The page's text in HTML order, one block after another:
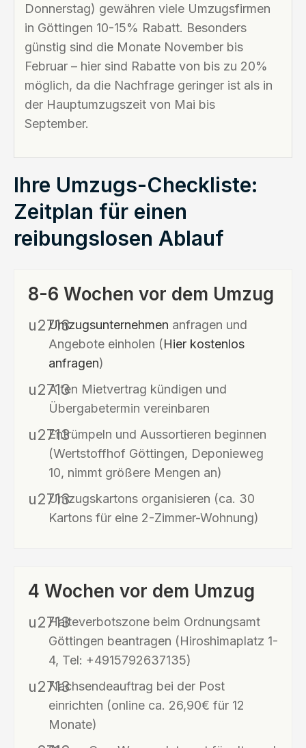
Donnerstag) gewähren viele Umzugsfirmen
in Göttingen 10-15% Rabatt. Besonders
günstig sind die Monate November bis
Februar – hier sind Rabatte von bis zu 20%
möglich, da die Nachfrage geringer ist als in
der Hauptumzugszeit von Mai bis
September.
Ihre Umzugs-Checkliste:
Zeitplan für einen
reibungslosen Ablauf
8-6 Wochen vor dem Umzug
Umzugsunternehmen anfragen und
Angebote einholen (Hier kostenlos
anfragen)
Alten Mietvertrag kündigen und
Übergabetermin vereinbaren
Entrümpeln und Aussortieren beginnen
(Wertstoffhof Göttingen, Deponieweg
10, nimmt größere Mengen an)
Umzugskartons organisieren (ca. 30
Kartons für eine 2-Zimmer-Wohnung)
4 Wochen vor dem Umzug
Halteverbotszone beim Ordnungsamt
Göttingen beantragen (Hiroshimaplatz 1-
4, Tel: +4915792637135)
Nachsendeauftrag bei der Post
einrichten (online ca. 26,90€ für 12
Monate)